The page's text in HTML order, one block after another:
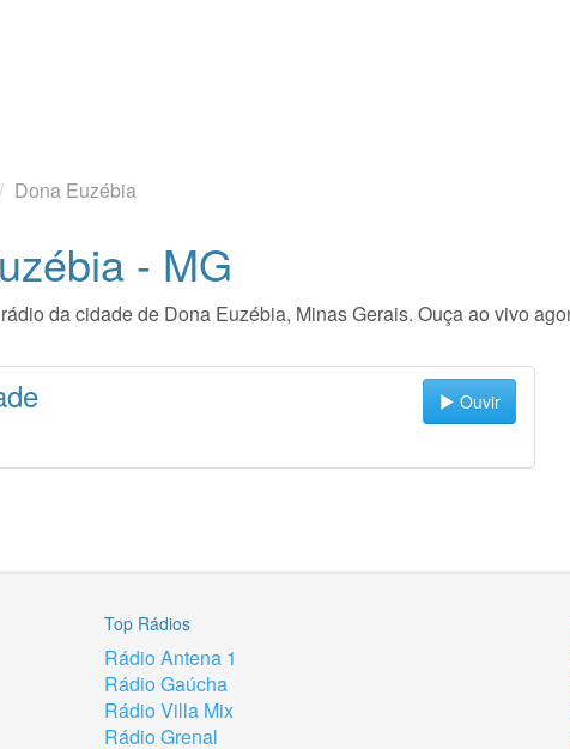
Dona Euzébia
- MG
da cidade de Dona Euzébia, Minas Gerais. Ouça ao vivo
Ouvir
Top Rádios
Rádio Antena 1
Rádio Gaúcha
Rádio Villa Mix
Rádio Grenal